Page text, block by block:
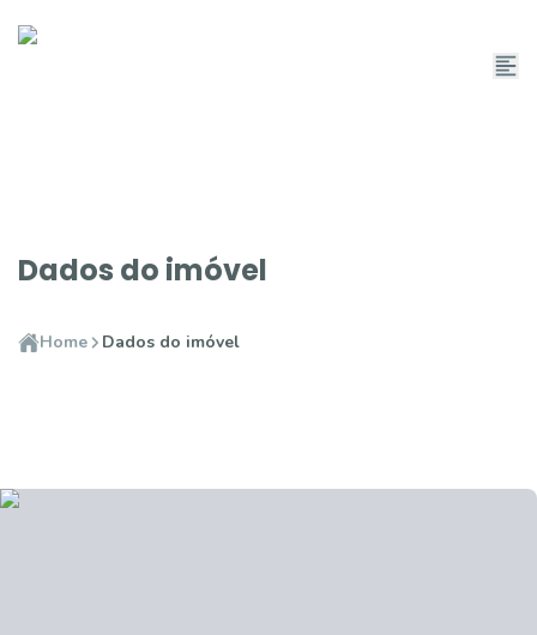
Dados do imóvel
Home Dados do imóvel